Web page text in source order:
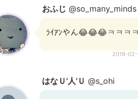
おふじ @so_many_minds
ﾗｲｱﾝやん😂😂😂ㅋㅋㅋ
2018-
はなＵ'人'Ｕ @s_ohi